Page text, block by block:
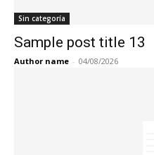
Sin categoría
Sample post title 13
Author name - 04/08/2026